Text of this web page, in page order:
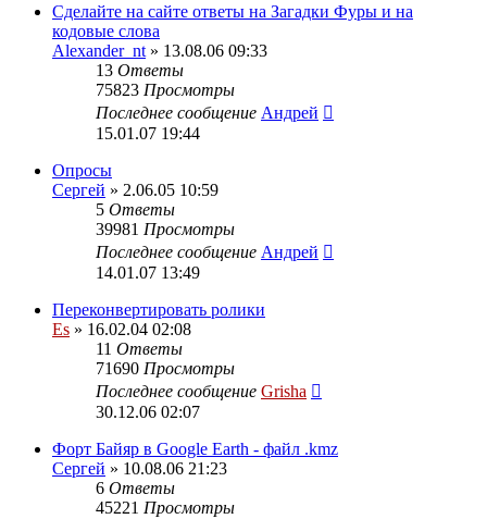
Сделайте на сайте ответы на Загадки Фуры и на
кодовые слова
Alexander_nt » 13.08.06 09:33
13 Ответы
75823 Просмотры
Последнее сообщение Андрей
15.01.07 19:44
Опросы
Сергей » 2.06.05 10:59
5 Ответы
39981 Просмотры
Последнее сообщение Андрей
14.01.07 13:49
Переконвертировать ролики
Es » 16.02.04 02:08
11 Ответы
71690 Просмотры
Последнее сообщение Grisha
30.12.06 02:07
Форт Байяр в Google Earth - файл .kmz
Сергей » 10.08.06 21:23
6 Ответы
45221 Просмотры